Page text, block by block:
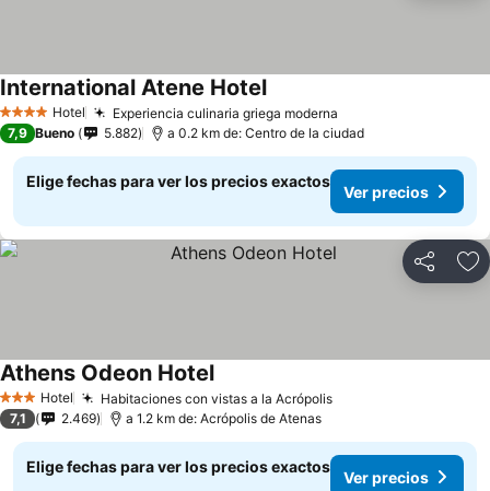
4 EstrellasHotel Experiencia culinaria griega moderna
International Atene Hotel
7,9 Bueno 5.882 a 0.2 km de: Centro de la ciudad
Elige fechas para ver los precios exactos
Ver precios
Compartir
3 Estrellas
Hotel Habitaciones con vistas a la Acrópolis
Athens Odeon Hotel
7,1 2.469 a 1.2 km de: Acrópolis de Atenas
Elige fechas para ver los precios exactos
Ver precios